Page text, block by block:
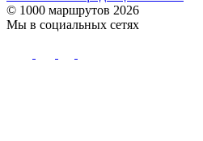
© 1000 маршрутов 2026
Мы в социальных сетях